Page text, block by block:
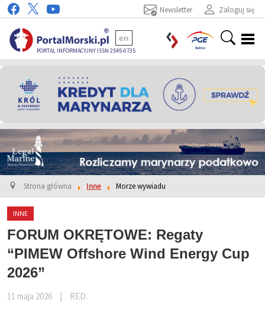
Zaloguj się
Newsletter
PORTAL INFORMACYJNY ISSN 2545-0735
en
Strona główna Inne Morze wywiadu
INNE
FORUM OKRĘTOWE: Regaty
“PIMEW Offshore Wind Energy Cup
2026”
11 maja 2026 RED.